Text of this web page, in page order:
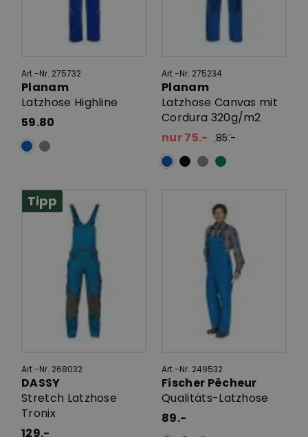
Art.-Nr. 275732
Planam
Latzhose Highline
59.80
Art.-Nr. 275234
Planam
Latzhose Canvas mit
Cordura 320g/m2
nur 75.-
85.-
Tipp
Art.-Nr. 268032
DASSY
Stretch Latzhose
Tronix
129.-
Art.-Nr. 249532
Fischer Pêcheur
Qualitäts-Latzhose
89.-